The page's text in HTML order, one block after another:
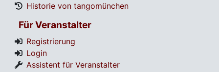
Historie von tangomünchen
Für Veranstalter
Registrierung
Login
Assistent für Veranstalter